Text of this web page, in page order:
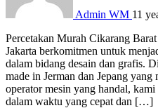
Admin WM 11
Percetakan Murah Cikarang
Jakarta berkomitmen untuk
dalam bidang desain dan grafis.
made in Jerman dan Jepang yang
operator mesin yang handal,
dalam waktu yang cepat dan […]